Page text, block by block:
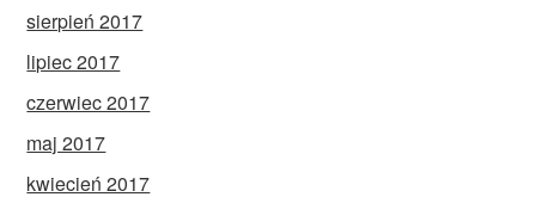
sierpień 2017
lipiec 2017
czerwiec 2017
maj 2017
kwiecień 2017